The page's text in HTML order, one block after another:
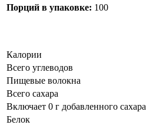
Порций в упаковке: 100
Калории
Всего углеводов
Пищевые волокна
Всего сахара
Включает 0 г добавленного сахара
Белок